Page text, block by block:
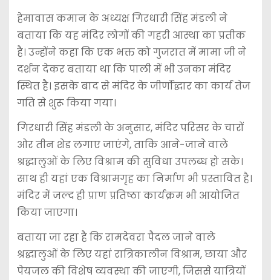
हेमावास कमान के अध्यक्ष गिरधारी सिंह मंडली ने
बताया कि यह मंदिर लोगों की गहरी आस्था का प्रतीक
है। उन्होंने कहा कि एक भक्त को गुजरात में मामा जी ने
दर्शन देकर बताया था कि पाली में भी उनका मंदिर
स्थित है। इसके बाद से मंदिर के जीर्णोद्धार का कार्य तेज
गति से शुरू किया गया।
गिरधारी सिंह मंडली के अनुसार, मंदिर परिसर के चारों
ओर तीन शेड लगाए जाएंगे, ताकि आने-जाने वाले
श्रद्धालुओं के लिए विश्राम की सुविधा उपलब्ध हो सके।
साथ ही यहां एक विश्रामगृह का निर्माण भी प्रस्तावित है।
मंदिर में जल्द ही प्राण प्रतिष्ठा कार्यक्रम भी आयोजित
किया जाएगा।
बताया जा रहा है कि रामदेवरा पैदल जाने वाले
श्रद्धालुओं के लिए यहां रात्रिकालीन विश्राम, छाया और
पेयजल की विशेष व्यवस्था की जाएगी, जिससे यात्रियों